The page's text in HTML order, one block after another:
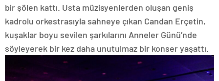
bir şölen kattı. Usta müzisyenlerden oluşan geniş
kadrolu orkestrasıyla sahneye çıkan Candan Erçetin,
kuşaklar boyu sevilen şarkılarını Anneler Günü’nde
söyleyerek bir kez daha unutulmaz bir konser yaşattı.